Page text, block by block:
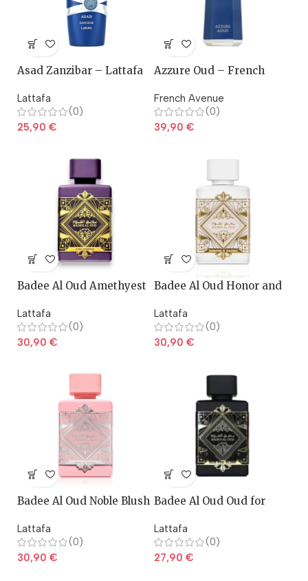
Asad Zanzibar – Lattafa
Lattafa
(0)
25,90 €
Azzure Oud – French
French Avenue
(0)
39,90 €
Badee Al Oud Amethyest
Lattafa
(0)
30,90 €
Badee Al Oud Honor and
Lattafa
(0)
30,90 €
Badee Al Oud Noble Blush
Lattafa
(0)
30,90 €
Badee Al Oud Oud for
Lattafa
(0)
27,90 €